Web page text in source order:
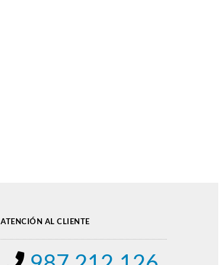
ATENCIÓN AL CLIENTE